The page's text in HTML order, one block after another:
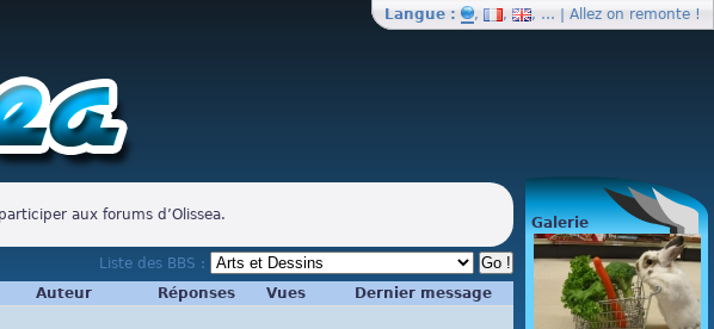
Langue : , , , … | Allez on remonte !
aux forums d’Olissea.
Liste des BBS :
Auteur Réponses Vues
Dernier message
Galerie